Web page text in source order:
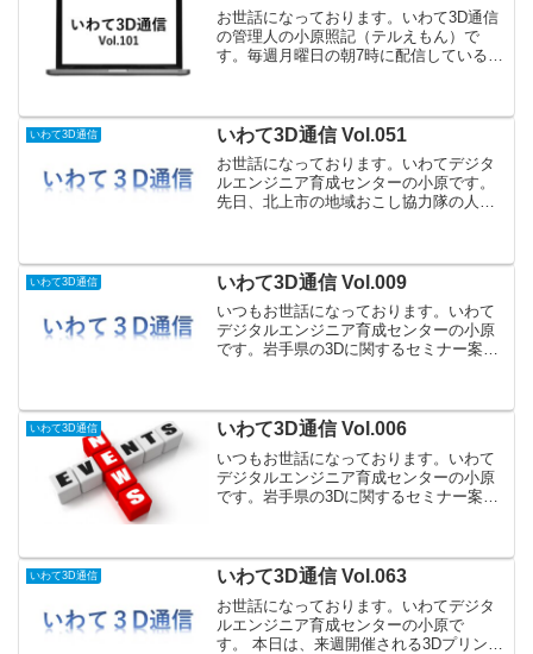
お世話になっております。いわて3D通信
の管理人の小原照記（テルえもん）で
す。毎週月曜日の朝7時に配信している
報...
いわて3D通信 いわて3D通信 Vol.051
お世話になっております。いわてデジタ
ルエンジニア育成センターの小原です。
先日、北上市の地域おこし協力隊の人か
今後の展望についてまとめ...
いわて3D通信 いわて3D通信 Vol.009
いつもお世話になっております。いわて
デジタルエンジニア育成センターの小原
です。岩手県の3Dに関するセミナー案内
今回の内容は以下のとおりです。（１）
セミナーレポート：...
いわて3D通信 いわて3D通信 Vol.006
いつもお世話になっております。いわて
デジタルエンジニア育成センターの小原
です。岩手県の3Dに関するセミナー案内
いわて3D活用 学...
いわて3D通信 いわて3D通信 Vol.063
お世話になっております。いわてデジタ
ルエンジニア育成センターの小原で
す。 本日は、来週開催される3Dプリンタ